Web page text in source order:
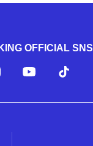
OFFICIAL SNS